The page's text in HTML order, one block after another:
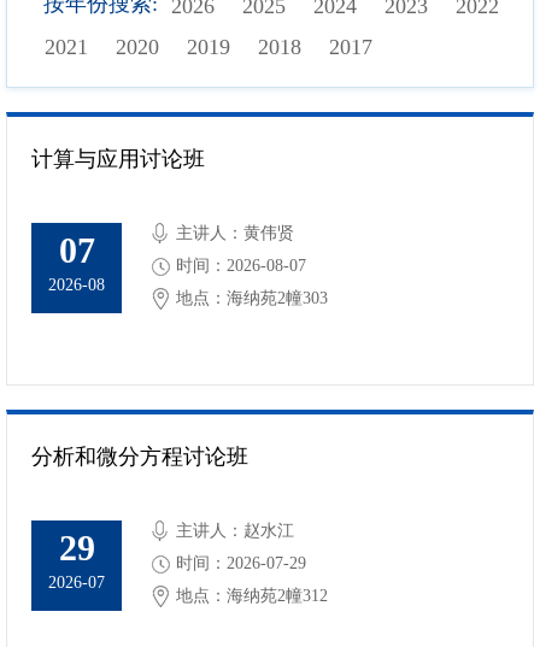
2026 2025 2024 2023
2022
2021
2020 2019 2018 2017
计算与应用讨论班
07
2026-08
主讲人：黄伟贤
时间：2026-08-07
地点：海纳苑2幢303
分析和微分方程讨论班
29
2026-07
主讲人：赵水江
时间：2026-07-29
地点：海纳苑2幢312